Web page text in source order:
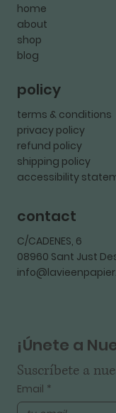
home
about
shop
blog
policy
terms & conditions
privacy policy
refund policy
shipping policy
accessibility
contact
C/CADENES, 6
08960 Sant Just
¡Únete a
Suscríbete a
Email *